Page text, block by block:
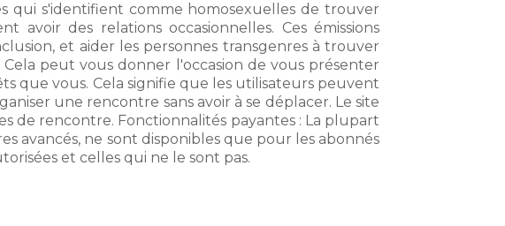
qui s'identifient comme homosexuelles de trouver
avoir des relations occasionnelles. Ces émissions
et aider les personnes transgenres à trouver
peut vous donner l'occasion de vous présenter
que vous. Cela signifie que les utilisateurs peuvent
une rencontre sans avoir à se déplacer. Le site
de rencontre. Fonctionnalités payantes : La plupart
avancés, ne sont disponibles que pour les abonnés
et celles qui ne le sont pas.